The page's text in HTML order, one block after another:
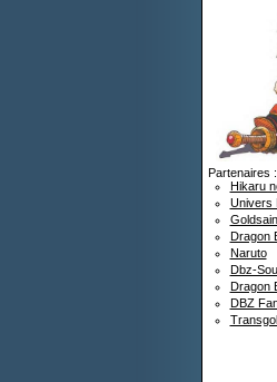
Partenaires :
Hikaru
Univers
Dragon
Naruto
Dbz-
Dragon
DBZ